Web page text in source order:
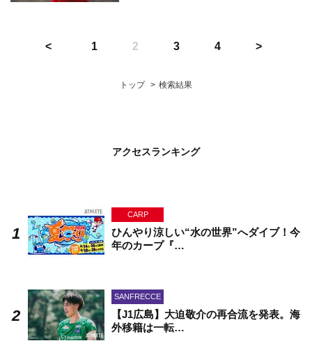
1 2 3 4
トップ 検索結果
アクセスランキング
CARP
ひんやり涼しい“水の世界”へダイブ！今
年のカープ『…
SANFRECCE
【J1広島】大迫敬介の再合流を発表。海
外移籍は一転…